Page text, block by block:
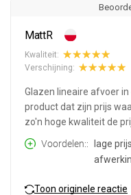
MattR
Kwaliteit:
Verschijning:
Glazen lineaire afvoer
product dat zijn prijs
zo'n hoge kwaliteit de
Voordelen:
lage
Toon originele reactie